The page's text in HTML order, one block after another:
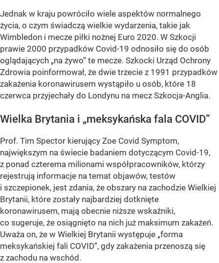
Jednak w kraju powróciło wiele aspektów normalnego
życia, o czym świadczą wielkie wydarzenia, takie jak
Wimbledon i mecze piłki nożnej Euro 2020. W Szkocji
prawie 2000 przypadków Covid-19 odnosiło się do osób
oglądających „na żywo” te mecze. Szkocki Urząd Ochrony
Zdrowia poinformował, że dwie trzecie z 1991 przypadków
zakażenia koronawirusem wystąpiło u osób, które 18
czerwca przyjechały do Londynu na mecz Szkocja-Anglia.
Wielka Brytania i „meksykańska fala COVID”
Prof. Tim Spector kierujący Zoe Covid Symptom,
największym na świecie badaniem dotyczącym Covid-19,
z ponad czterema milionami współpracowników, którzy
rejestrują informacje na temat objawów, testów
i szczepionek, jest zdania, że obszary na zachodzie Wielkiej
Brytanii, które zostały najbardziej dotknięte
koronawirusem, mają obecnie niższe wskaźniki,
co sugeruje, że osiągnięto na nich już maksimum zakażeń.
Uważa on, że w Wielkiej Brytanii występuje „forma
meksykańskiej fali COVID”, gdy zakażenia przenoszą się
z zachodu na wschód.